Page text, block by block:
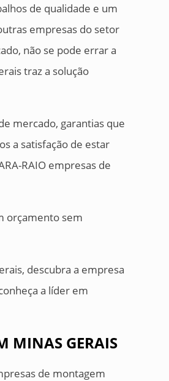
de qualidade e um
empresas do setor
não se pode errar a
traz a solução
mercado, garantias que
a satisfação de estar
RAIO empresas de
orçamento sem
descubra a empresa
a líder em
MINAS GERAIS
de montagem